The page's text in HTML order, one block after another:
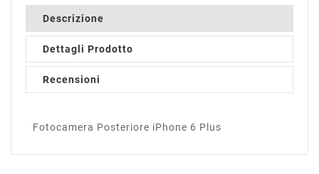
Descrizione
Dettagli Prodotto
Recensioni
Fotocamera Posteriore iPhone 6 Plus